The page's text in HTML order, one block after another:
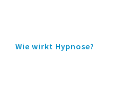
Wie wirkt Hypnose?